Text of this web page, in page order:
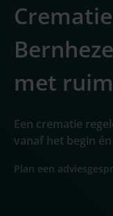
met
Een crematie
vanaf het begin
Plan een